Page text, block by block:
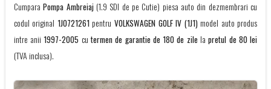
CumparaPompa Ambreiaj(1.9 SDI de pe Cutie) piesa auto din dezmembrari cu
codul original 1J0721261pentru VOLKSWAGEN GOLF IV (1J1)model auto produs
intre anii1997-2005 cutermen de garantie de 180 de zile lapretul de 80 lei
(TVA inclusa).